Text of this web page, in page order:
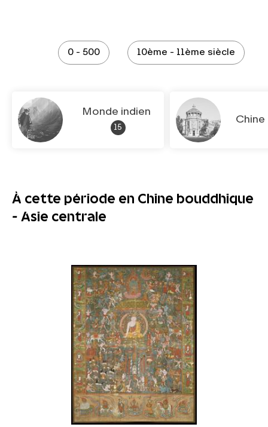
0 - 500 10ème - 11ème siècle
Monde indien
15
Chine
À cette période en Chine bouddhique
- Asie centrale